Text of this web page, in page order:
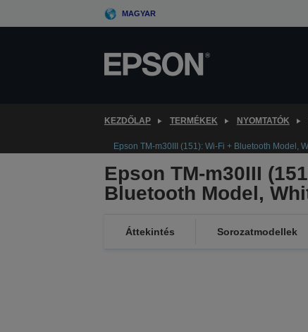
to
MAGYAR
KEZDŐLAP TERMÉKEK NYOMTATÓK
Epson TM-m30III (151): Wi-Fi + Bluetooth Model,
Epson TM-m30III
Bluetooth Model,
Áttekintés Sorozatmodellek